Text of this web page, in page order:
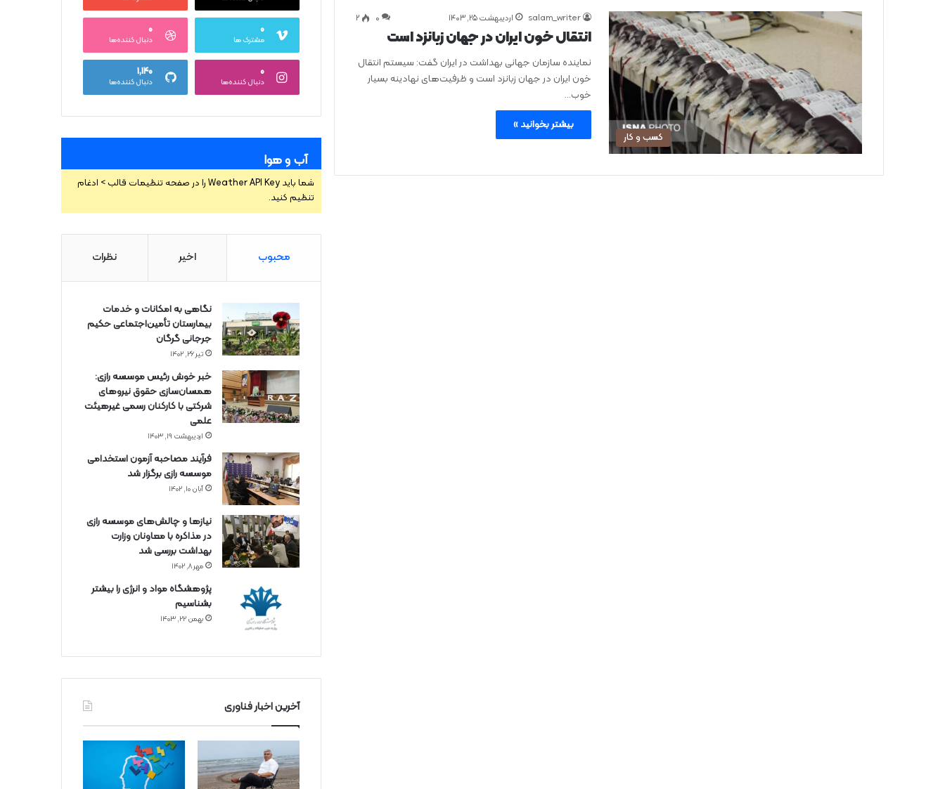
کسب و کار
salam_writer اردیبهشت ۲۵, ۱۴۰۳ 0 ۲
انتقال خون ایران در جهان زبانزد است
نماینده سازمان جهانی بهداشت در ایران گفت: سیستم انتقال
خون ایران در جهان زبانزد است و ظرفیت‌های نهادینه بسیار
خوب…
بیشتر بخوانید »
۰
مشترک ها
۰
دنبال کننده‌ها
۰
دنبال کننده‌ها
۱,۱۴۰
دنبال کننده‌ها
آب و هوا
شما باید Weather API Key را در صفحه تنظیمات قالب > ادغام
تنظیم کنید.
محبوب اخیر نظرات
نگاهی به امکانات و خدمات
بیمارستان تأمین‌اجتماعی حکیم
جرجانی گرگان
تیر ۲۶, ۱۴۰۲
خبر خوش رئیس موسسه رازی:
همسان‌سازی حقوق نیروهای
شرکتی با کارکنان رسمی غیرهیئت
علمی
اردیبهشت ۱۹, ۱۴۰۳
فرآیند مصاحبه آزمون استخدامی
موسسه رازی برگزار شد
آبان ۱۰, ۱۴۰۲
نیازها و چالش‌های موسسه رازی
در مذاکره با معاونان وزارت
بهداشت بررسی شد
مهر ۸, ۱۴۰۲
پژوهشگاه مواد و انرژی را بیشتر
بشناسیم
بهمن ۲۲, ۱۴۰۳
آخرین اخبار فناوری